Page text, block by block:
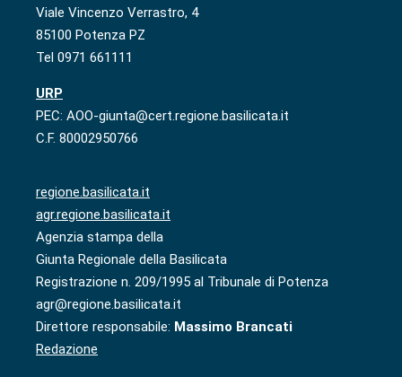
Viale Vincenzo Verrastro, 4
85100 Potenza PZ
Tel 0971 661111
URP
PEC: AOO-giunta@cert.regione.basilicata.it
C.F. 80002950766
regione.basilicata.it
agr.regione.basilicata.it
Agenzia stampa della
Giunta Regionale della Basilicata
Registrazione n. 209/1995 al Tribunale di Potenza
agr@regione.basilicata.it
Direttore responsabile: Massimo Brancati
Redazione